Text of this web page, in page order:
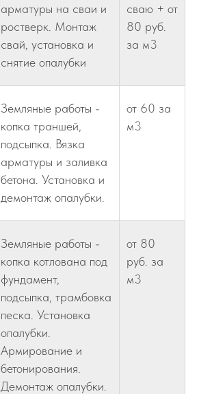
арматуры на сваи и
ростверк. Монтаж
свай, установка и
снятие опалубки
сваю + от
80 руб.
за м3
Земляные работы -
копка траншей,
подсыпка. Вязка
арматуры и заливка
бетона. Установка и
демонтаж опалубки.
от 60 за
м3
Земляные работы -
копка котлована под
фундамент,
подсыпка, трамбовка
песка. Установка
опалубки.
Армирование и
бетонирования.
Демонтаж опалубки.
от 80
руб. за
м3